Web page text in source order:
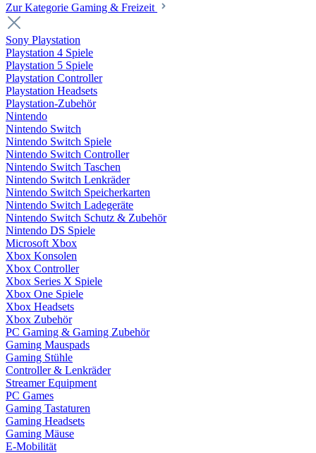
Zur Kategorie Gaming & Freizeit
Sony Playstation
Playstation 4 Spiele
Playstation 5 Spiele
Playstation Controller
Playstation Headsets
Playstation-Zubehör
Nintendo
Nintendo Switch
Nintendo Switch Spiele
Nintendo Switch Controller
Nintendo Switch Taschen
Nintendo Switch Lenkräder
Nintendo Switch Speicherkarten
Nintendo Switch Ladegeräte
Nintendo Switch Schutz & Zubehör
Nintendo DS Spiele
Microsoft Xbox
Xbox Konsolen
Xbox Controller
Xbox Series X Spiele
Xbox One Spiele
Xbox Headsets
Xbox Zubehör
PC Gaming & Gaming Zubehör
Gaming Mauspads
Gaming Stühle
Controller & Lenkräder
Streamer Equipment
PC Games
Gaming Tastaturen
Gaming Headsets
Gaming Mäuse
E-Mobilität